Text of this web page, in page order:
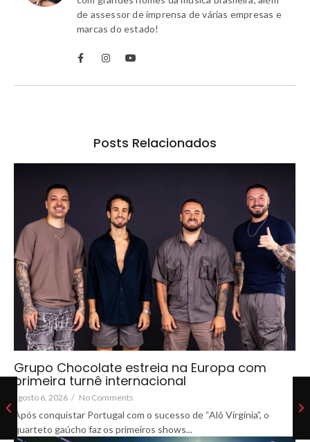
de assessor de imprensa de várias empresas e
marcas do estado!
Posts Relacionados
Grupo Chocolate estreia na Europa com
primeira turnê internacional
agosto 6, 2026 / No Comments
Após conquistar Portugal com o sucesso de “Alô Virgínia”, o
quarteto gaúcho faz os primeiros shows...